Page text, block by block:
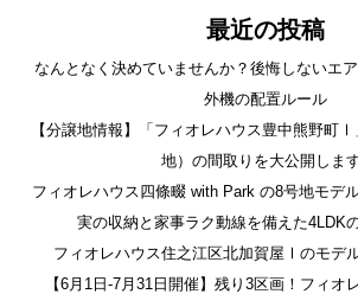
最近の投稿
なんとなく決めていませんか？後悔しないエ
外機の配置ルール
【分譲地情報】「フィオレハウス豊中熊野町
地）の間取りを大公開しま
フィオレハウス四條畷 with Park の8号地モデ
実の収納と家事ラク動線を備えた4LDK
フィオレハウス住之江区北加賀屋Ⅰのモデ
【6月1日-7月31日開催】残り3区画！フィオ